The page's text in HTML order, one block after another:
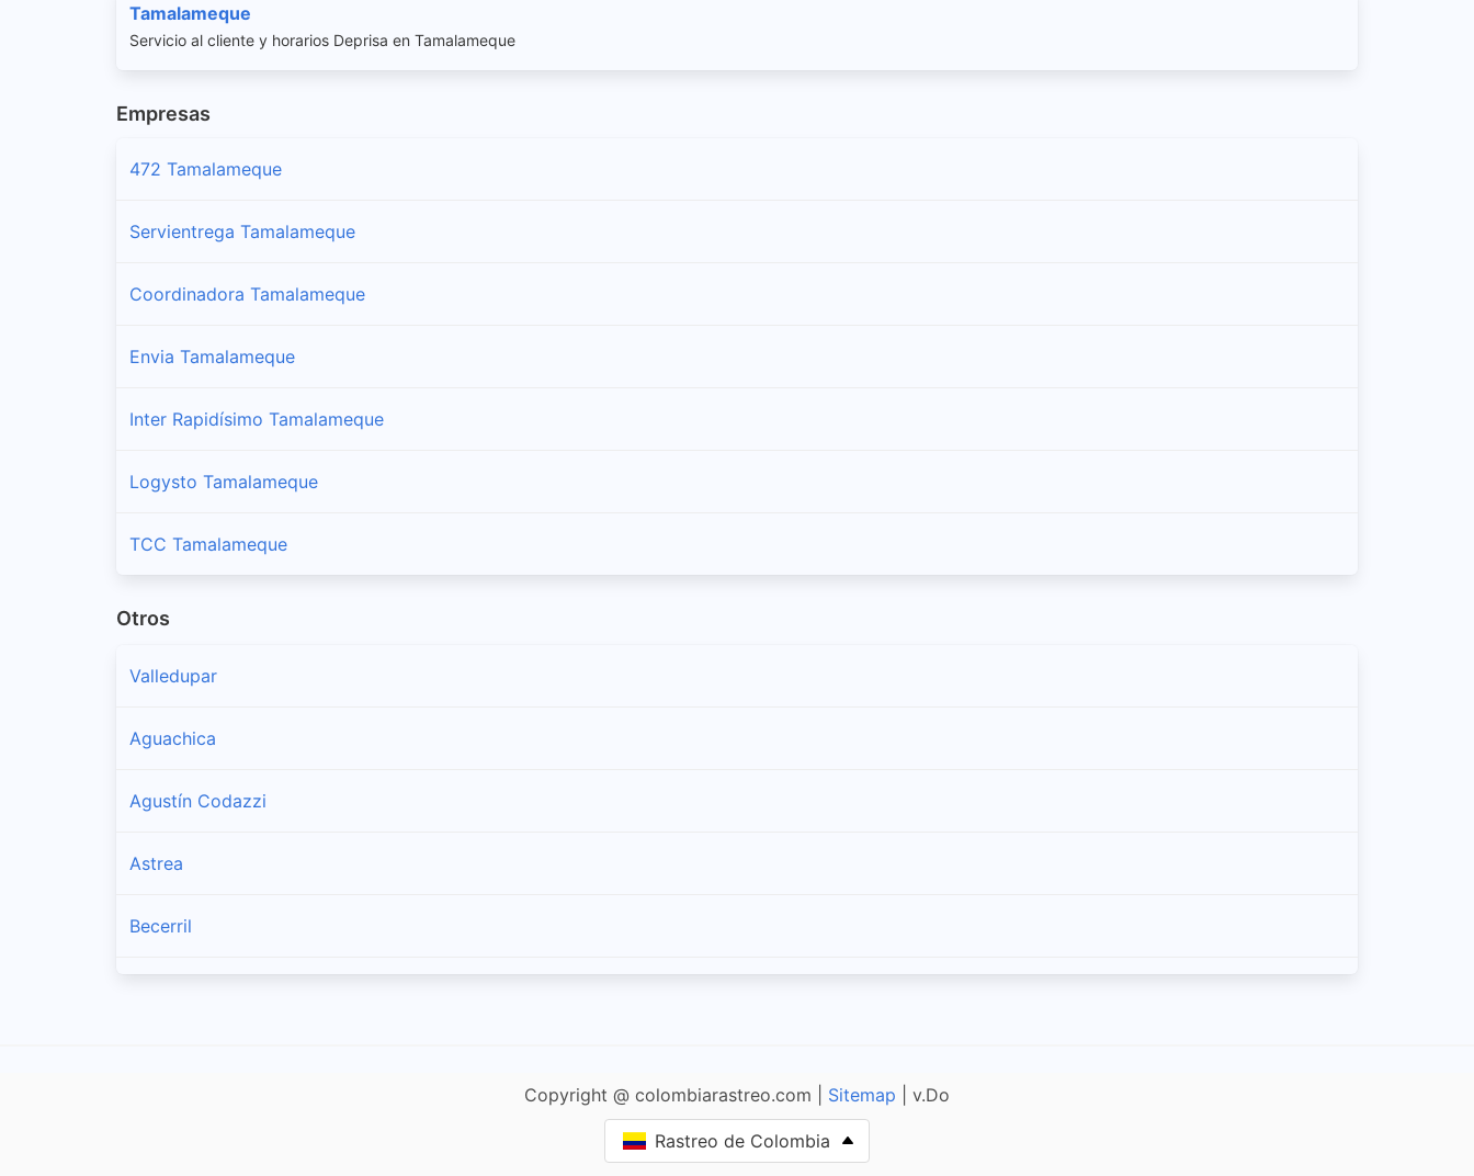
Tamalameque
Servicio al cliente y horarios Deprisa en Tamalameque
Empresas
472 Tamalameque
Servientrega Tamalameque
Coordinadora Tamalameque
Envia Tamalameque
Inter Rapidísimo Tamalameque
Logysto Tamalameque
TCC Tamalameque
Otros
Valledupar
Aguachica
Agustín Codazzi
Astrea
Becerril
Copyright @ colombiarastreo.com | Sitemap | v.Do
Rastreo de Colombia